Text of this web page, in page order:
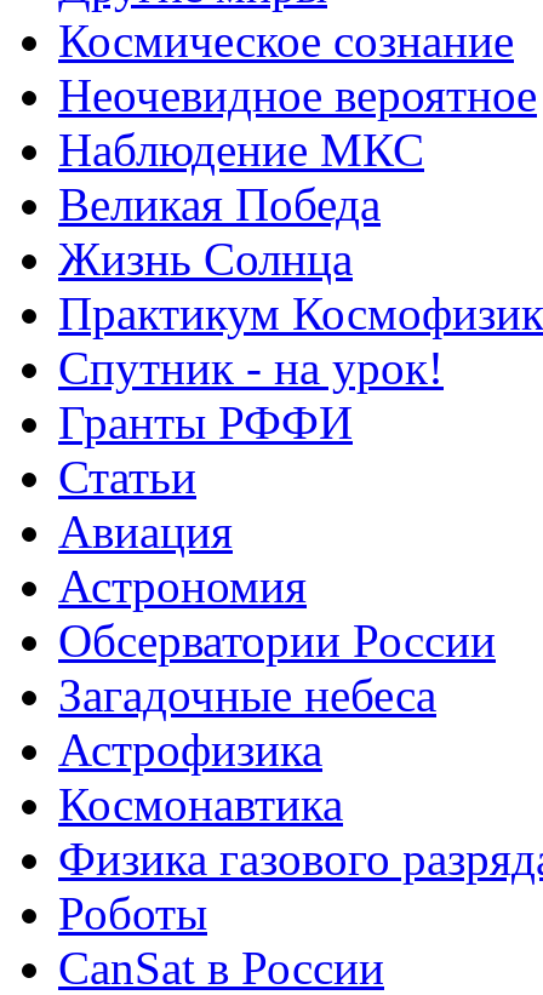
Космическое сознание
Неочевидное вероятное
Наблюдение МКС
Великая Победа
Жизнь Солнца
Практикум
Спутник - на урок!
Гранты РФФИ
Статьи
Авиация
Астрономия
Обсерватории России
Загадочные небеса
Астрофизика
Космонавтика
Физика газового
Роботы
CanSat в России